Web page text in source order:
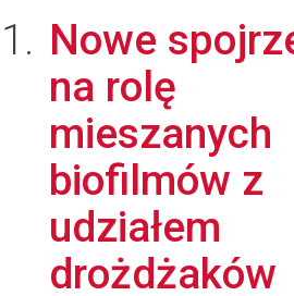
Nowe
na rolę
mieszanych
biofilmów z
udziałem
drożdżaków